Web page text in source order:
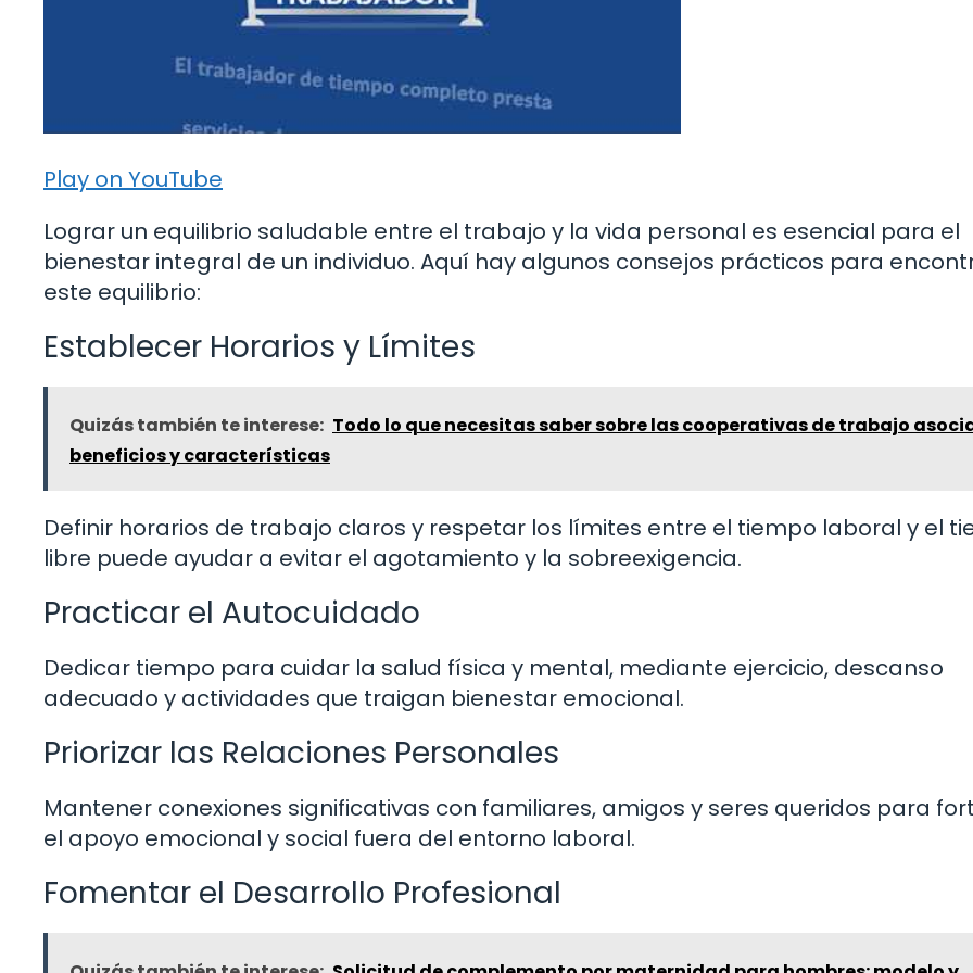
Play on YouTube
Lograr un equilibrio saludable entre el trabajo y la vida personal es esencial para el
bienestar integral de un individuo. Aquí hay algunos consejos prácticos para
este equilibrio:
Establecer Horarios y Límites
Quizás también te interese: Todo lo que necesitas saber sobre las cooperativas de trabajo
beneficios y características
Definir horarios de trabajo claros y respetar los límites entre el tiempo laboral y el
libre puede ayudar a evitar el agotamiento y la sobreexigencia.
Practicar el Autocuidado
Dedicar tiempo para cuidar la salud física y mental, mediante ejercicio, descanso
adecuado y actividades que traigan bienestar emocional.
Priorizar las Relaciones Personales
Mantener conexiones significativas con familiares, amigos y seres queridos para
el apoyo emocional y social fuera del entorno laboral.
Fomentar el Desarrollo Profesional